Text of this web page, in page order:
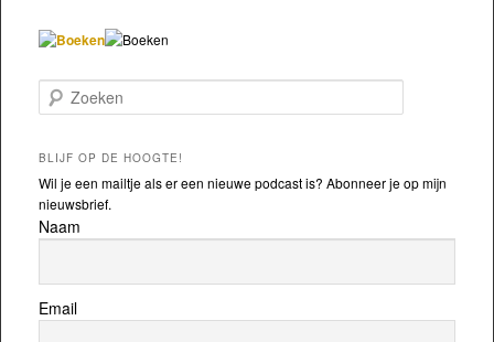
Zoeken
BLIJF OP DE HOOGTE!
Wil je een mailtje als er een nieuwe podcast is? Abonneer je op mijn
nieuwsbrief.
Naam
Email